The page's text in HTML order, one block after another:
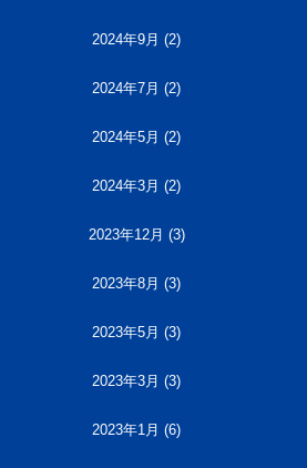
2024年9月 (2)
2024年7月 (2)
2024年5月 (2)
2024年3月 (2)
2023年12月 (3)
2023年8月 (3)
2023年5月 (3)
2023年3月 (3)
2023年1月 (6)